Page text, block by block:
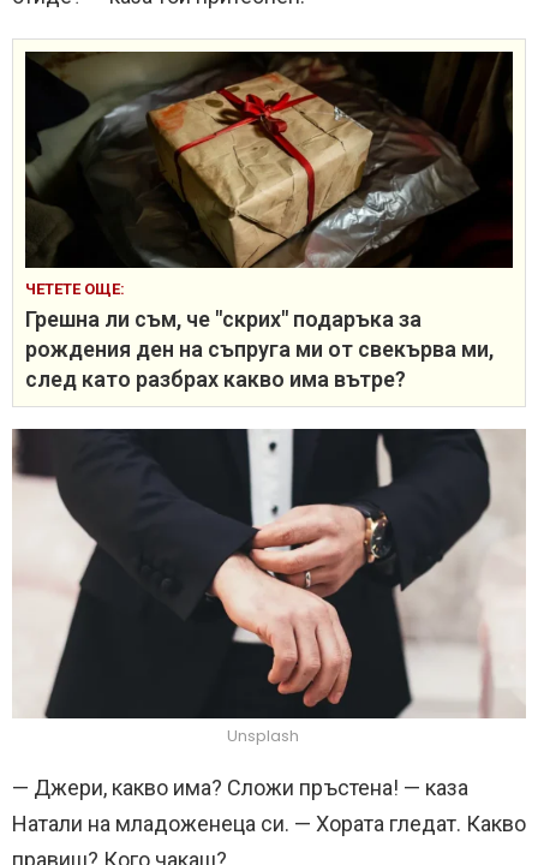
ЧЕТЕТЕ ОЩЕ:
Грешна ли съм, че "скрих" подаръка за
рождения ден на съпруга ми от свекърва ми,
след като разбрах какво има вътре?
Unsplash
— Джери, какво има? Сложи пръстена! — каза
Натали на младоженеца си. — Хората гледат. Какво
правиш? Кого чакаш?